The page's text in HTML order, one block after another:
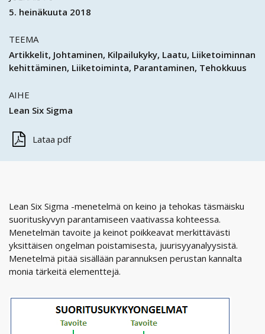
5. heinäkuuta 2018
TEEMA
Artikkelit Johtaminen Kilpailukyky Laatu Liiketoiminnan
kehittäminen Liiketoiminta Parantaminen Tehokkuus
AIHE
Lean Six Sigma
Lataa pdf
Lean Six Sigma -menetelmä on keino ja tehokas täsmäisku
suorituskyvyn parantamiseen vaativassa kohteessa.
Menetelmän tavoite ja keinot poikkeavat merkittävästi
yksittäisen ongelman poistamisesta, juurisyyanalyysistä.
Menetelmä pitää sisällään parannuksen perustan kannalta
monia tärkeitä elementtejä.